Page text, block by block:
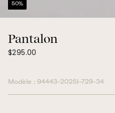
50%
Pantalon
Prix
$295.00
Modèle : 94443-2025I-729-34